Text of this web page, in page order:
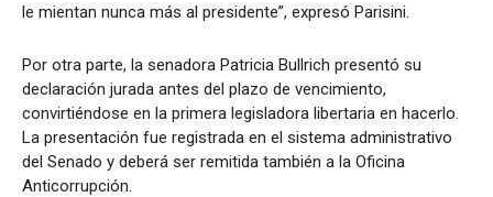
le mientan nunca más al presidente”, expresó Parisini.
Por otra parte, la senadora Patricia Bullrich presentó su
declaración jurada antes del plazo de vencimiento,
convirtiéndose en la primera legisladora libertaria en hacerlo.
La presentación fue registrada en el sistema administrativo
del Senado y deberá ser remitida también a la Oficina
Anticorrupción.